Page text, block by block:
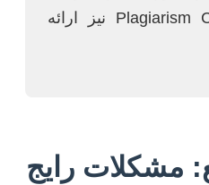
نرم‌افزارهای Plagiarism Checker نیز ارائه
مشکلات رایج